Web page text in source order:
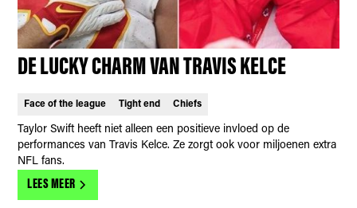
DE LUCKY CHARM VAN TRAVIS KELCE
Face of the league Tight end Chiefs
Taylor Swift heeft niet alleen een positieve invloed op de
performances van Travis Kelce. Ze zorgt ook voor miljoenen extra
NFL fans.
LEES MEER